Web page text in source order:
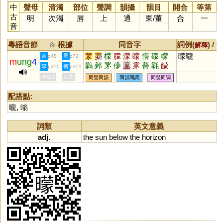
中
古
音
聲母 清濁 部位 聲調 韻攝 韻目 開合
等第
明
次濁 唇 上 通 東/董 合 一
粵語音節 & 根據 同音字 詞例(解釋) /
mung4
黃 p48 周 p72 蒙 夢 檬 朦 濛 矇 懵 礞 幪
鸏 鄸 罞 儚 尨 雺 瞢 氋 饛
艨
曚曨
李 p350 何 p351
HKLS 人文 同聲同韻 同韻同調 同聲同調
配搭點:
曨, 暡
詞類
英文意義
adj.
the sun below the horizon